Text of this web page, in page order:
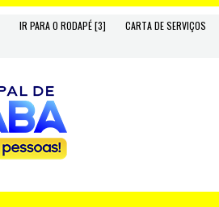
IR PARA O RODAPÉ [3] CARTA DE SERVIÇOS